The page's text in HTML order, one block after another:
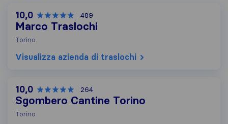
10,0 489
Marco Traslochi
Torino
Visualizza azienda di traslochi
10,0 264
Sgombero Cantine Torino
Torino